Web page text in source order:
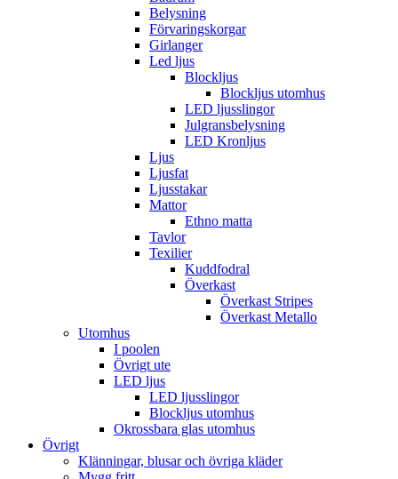
Belysning
Förvaringskorgar
Girlanger
Led ljus
Blockljus
Blockljus utomhus
LED ljusslingor
Julgransbelysning
LED Kronljus
Ljus
Ljusfat
Ljusstakar
Mattor
Ethno matta
Tavlor
Texilier
Kuddfodral
Överkast
Överkast Stripes
Överkast Metallo
Utomhus
I poolen
Övrigt ute
LED ljus
LED ljusslingor
Blockljus utomhus
Okrossbara glas utomhus
Övrigt
Klänningar, blusar och övriga kläder